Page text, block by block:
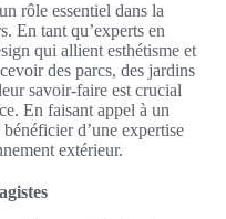
rôle essentiel dans la
En tant qu’experts en
qui allient esthétisme et
des parcs, des jardins
savoir-faire est crucial
En faisant appel à un
d’une expertise
extérieur.